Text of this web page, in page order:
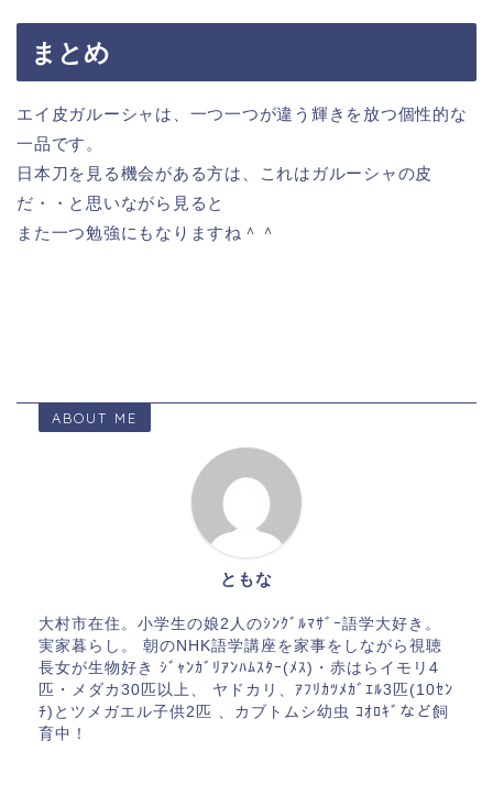
まとめ
エイ皮ガルーシャは、一つ一つが違う輝きを放つ個性的な
一品です。
日本刀を見る機会がある方は、これはガルーシャの皮
だ・・と思いながら見ると
また一つ勉強にもなりますね＾＾
ABOUT ME
ともな
大村市在住。小学生の娘2人のｼﾝｸﾞﾙﾏｻﾞｰ語学大好き。
実家暮らし。 朝のNHK語学講座を家事をしながら視聴
長女が生物好き ｼﾞｬﾝｶﾞﾘｱﾝﾊﾑｽﾀｰ(ﾒｽ)・赤はらイモリ4
匹・メダカ30匹以上、 ヤドカリ、ｱﾌﾘｶﾂﾒｶﾞｴﾙ3匹(10ｾﾝ
ﾁ)とツメガエル子供2匹 、カブトムシ幼虫 ｺｵﾛｷﾞなど飼
育中！